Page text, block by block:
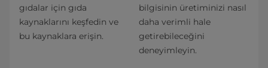
gıdalar için gıda
kaynaklarını keşfedin ve
bu kaynaklara erişin.
bilgisinin üretiminizi nasıl
daha verimli hale
getirebileceğini
deneyimleyin.